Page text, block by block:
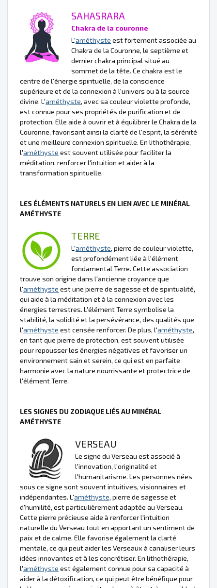
SAHASRARA
Chakra de la couronne
L'améthyste est fortement associée au
Chakra de la Couronne, le septième et
dernier chakra principal situé au
sommet de la tête. Ce chakra est le
centre de l'énergie spirituelle, de la conscience
supérieure et de la connexion à l'univers ou à la source
divine. L'améthyste, avec sa couleur violette profonde,
est connue pour ses propriétés de purification et de
protection. Elle aide à ouvrir et à équilibrer le Chakra de la
Couronne, favorisant ainsi la clarté de l'esprit, la sérénité
et une meilleure connexion spirituelle. En lithothérapie,
l'améthyste est souvent utilisée pour faciliter la
méditation, renforcer l'intuition et aider à la
transformation spirituelle.
LES ÉLÉMENTS NATURELS EN LIEN AVEC LE MINÉRAL
AMÉTHYSTE
TERRE
L'améthyste, pierre de couleur violette,
est profondément liée à l'élément
fondamental Terre. Cette association
trouve son origine dans l'ancienne croyance que
l'améthyste est une pierre de sagesse et de spiritualité,
qui aide à la méditation et à la connexion avec les
énergies terrestres. L'élément Terre symbolise la
stabilité, la solidité et la persévérance, des qualités que
l'améthyste est censée renforcer. De plus, l'améthyste,
en tant que pierre de protection, est souvent utilisée
pour repousser les énergies négatives et favoriser un
environnement sain et serein, ce qui est en parfaite
harmonie avec la nature nourrissante et protectrice de
l'élément Terre.
LES SIGNES DU ZODIAQUE LIÉS AU MINÉRAL
AMÉTHYSTE
VERSEAU
Le signe du Verseau est associé à
l'innovation, l'originalité et
l'humanitarisme. Les personnes nées
sous ce signe sont souvent intuitives, visionnaires et
indépendantes. L'améthyste, pierre de sagesse et
d'humilité, est particulièrement adaptée au Verseau.
Cette pierre précieuse aide à renforcer l'intuition
naturelle du Verseau tout en apportant un sentiment de
paix et de calme. Elle favorise également la clarté
mentale, ce qui peut aider les Verseaux à canaliser leurs
idées innovantes et à les concrétiser. En lithothérapie,
l'améthyste est également connue pour sa capacité à
aider à la détoxification, ce qui peut être bénéfique pour